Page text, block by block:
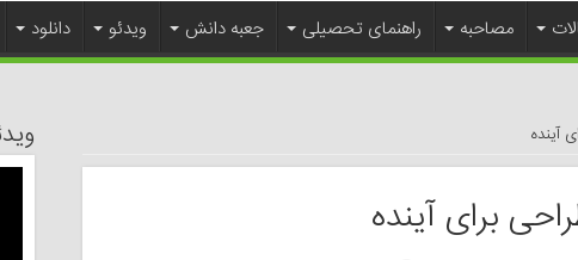
مصاحبه راهنمای تحصیلی جعبه دانش ویدئو دانلود
آینده
برای آینده